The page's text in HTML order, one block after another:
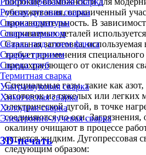
Ручная дуговая сварка
Сварка арматуры
Сварка взрывом
Сварка под слоем флюса
Сварка трением
Сварка труб
Термитная сварка
Ультразвуковая сварка
Химическая сварка
Холодная сварка
Электронно-лучевая сварка
3D-печать
обслуживания, ограниченный
производительность. В
свариваемых деталей
Стальная заготовка, используемая
требует применения
предохраняющего от окисления
Специальные газы, такие как
заготовок из тяжелых или легких
электрической дугой, в точке
соединяются по оси.
окалину очищают в процессе
остается жидким. Дугопрессовая
следующим образом: